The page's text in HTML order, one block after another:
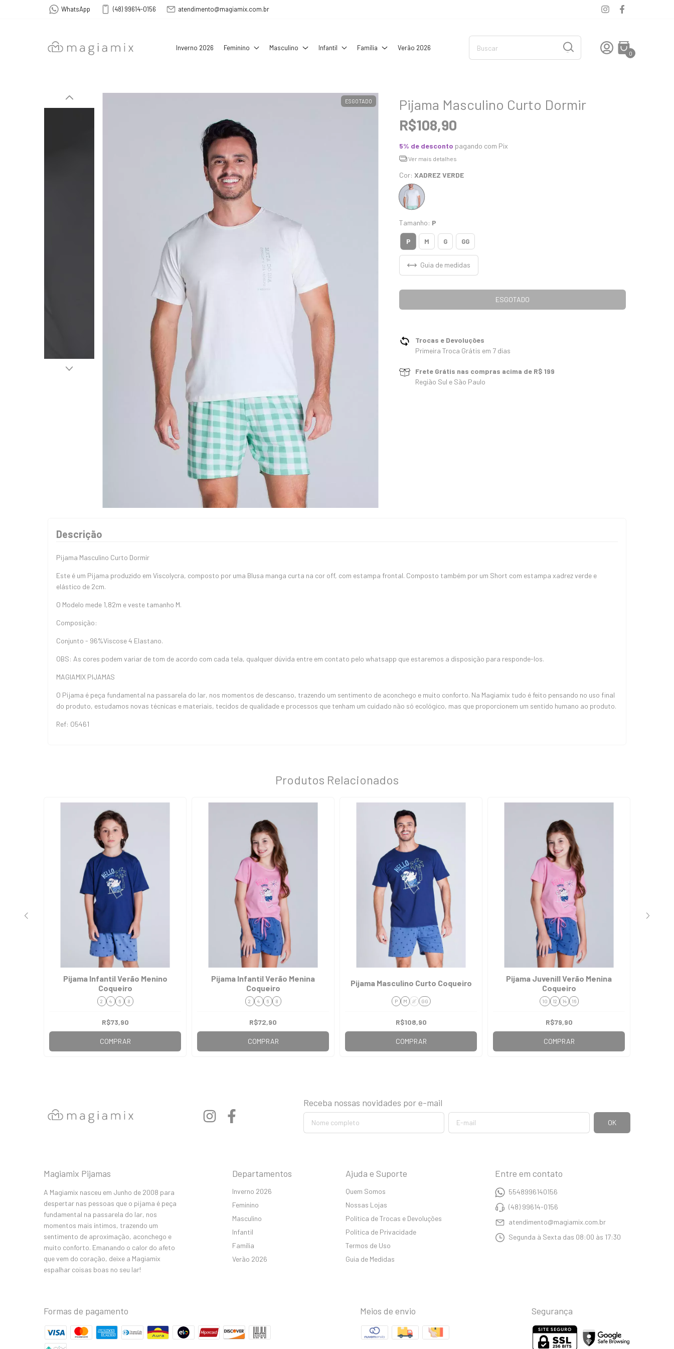
WhatsApp (48) 99614-0156 atendimento@magiamix.com.br
Inverno 2026 Feminino Masculino Infantil Família Verão 2026
0
ESGOTADO Pijama Masculino Curto Dormir
R$108,90
5% de desconto pagando com Pix
Ver mais detalhes
Cor: XADREZ VERDE
Tamanho: P
P M G GG
Guia de medidas
Trocas e Devoluções
Primeira Troca Grátis em 7 dias
Frete Grátis nas compras acima de R$ 199
Região Sul e São Paulo
Descrição
Pijama Masculino Curto Dormir
Este é um Pijama produzido em Viscolycra, composto por uma Blusa manga curta na cor off, com estampa frontal. Composto também por um Short com estampa xadrez verde e
elástico de 2cm.
O Modelo mede 1,82m e veste tamanho M.
Composição:
Conjunto - 96%Viscose 4 Elastano.
OBS: As cores podem variar de tom de acordo com cada tela, qualquer dúvida entre em contato pelo whatsapp que estaremos a disposição para responde-los.
MAGIAMIX PIJAMAS
O Pijama é peça fundamental na passarela do lar, nos momentos de descanso, trazendo um sentimento de aconchego e muito conforto. Na Magiamix tudo é feito pensando no uso final
do produto, estudamos novas técnicas e materiais, tecidos de qualidade e processos que tenham um cuidado não só ecológico, mas que proporcionem um sentido humano ao produto.
Ref: O5461
Produtos Relacionados
Pijama Infantil Verão Menino
Coqueiro
2 4 6 8
R$73,90
COMPRAR
Pijama Infantil Verão Menina
Coqueiro
2 4 6 8
R$72,90
COMPRAR
Pijama Masculino Curto Coqueiro
P M G GG
R$108,90
COMPRAR
Pijama Juvenill Verão Menina
Coqueiro
10 12 14 16
R$79,90
COMPRAR
Receba nossas novidades por e-mail
Magiamix Pijamas
A Magiamix nasceu em Junho de 2008 para
despertar nas pessoas que o pijama é peça
fundamental na passarela do lar, nos
momentos mais íntimos, trazendo um
sentimento de aproximação, aconchego e
muito conforto. Emanando o calor do afeto
que vem do coração, deixe a Magiamix
espalhar coisas boas no seu lar!
Departamentos
Inverno 2026
Feminino
Masculino
Infantil
Família
Verão 2026
Ajuda e Suporte
Quem Somos
Nossas Lojas
Política de Trocas e Devoluções
Política de Privacidade
Termos de Uso
Guia de Medidas
Entre em contato
5548996140156
(48) 99614-0156
atendimento@magiamix.com.br
Segunda à Sexta das 08:00 às 17:30
Formas de pagamento Meios de envio Segurança